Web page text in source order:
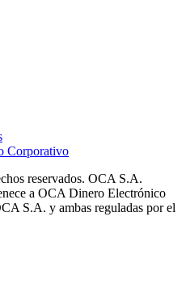
Corporativo
reservados. OCA S.A.
a OCA Dinero Electrónico
S.A. y ambas reguladas por el